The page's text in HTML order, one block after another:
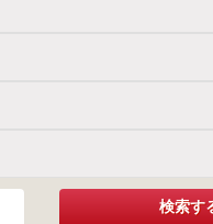
STYLE
に関する様々なお役立ち情報をお届け